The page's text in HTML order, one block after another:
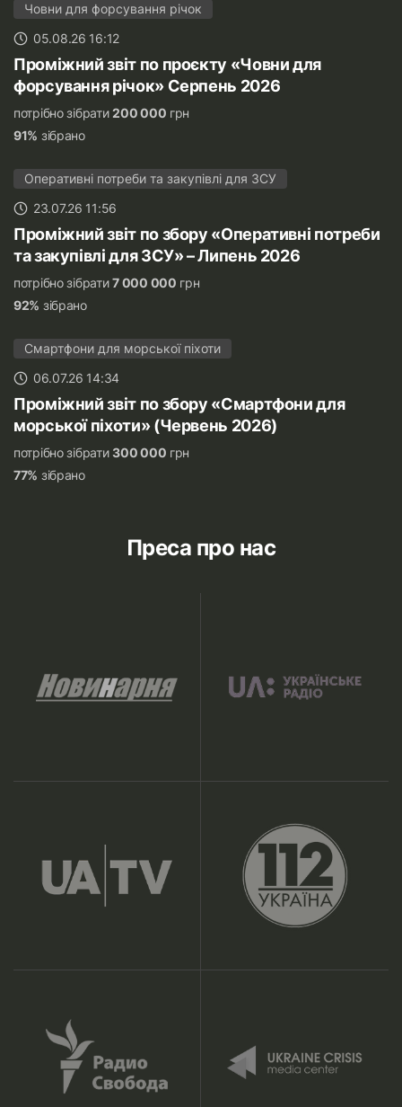
Човни для форсування річок
05.08.26 16:12
Проміжний звіт по проєкту «Човни для
форсування річок» Серпень 2026
потрібно зібрати200 000 грн
91% зібрано
Оперативні потреби та закупівлі для ЗСУ
23.07.26 11:56
Проміжний звіт по збору «Оперативні потреби
та закупівлі для ЗСУ» – Липень 2026
потрібно зібрати7 000 000 грн
92% зібрано
Смартфони для морської піхоти
06.07.26 14:34
Проміжний звіт по збору «Смартфони для
морської піхоти» (Червень 2026)
потрібно зібрати300 000 грн
77% зібрано
Преса про нас